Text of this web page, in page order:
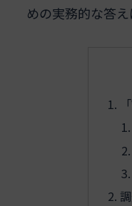
めの実務的な答え